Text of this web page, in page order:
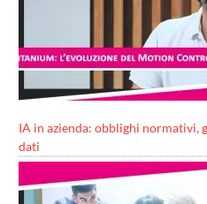
IA in azienda: obblighi normativi,
dati